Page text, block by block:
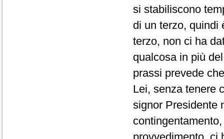
si stabiliscono
di un terzo, quindi
terzo, non ci ha
qualcosa in più
prassi prevede
Lei, senza tenere
signor Presidente